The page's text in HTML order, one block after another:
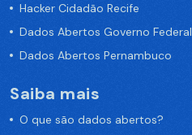
Hacker Cidadão Recife
Dados Abertos Governo Federal
Dados Abertos Pernambuco
Saiba mais
O que são dados abertos?